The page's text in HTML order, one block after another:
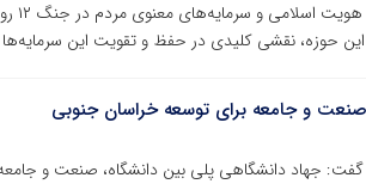
حوزه، نقشی کلیدی در حفظ و تقویت این سرمایه‌ها
صنعت و جامعه برای توسعه خراسان جنوبی
جهاد دانشگاهی پلی بین دانشگاه، صنعت و